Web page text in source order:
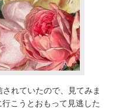
れていたので、見てみま
こうとおもって見逃した